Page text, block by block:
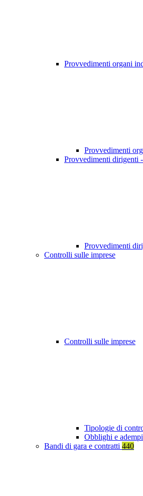
Provvedimenti organi
Provvedimenti
Provvedimenti dirigenti
Provvedimenti
Controlli sulle imprese
Controlli sulle imprese
Tipologie di
Obblighi e
Bandi di gara e contratti 440